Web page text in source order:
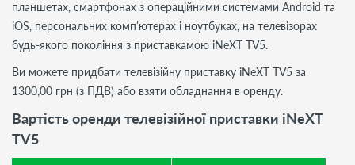
планшетах, смартфонах з операційними системами Android та
iOS, персональних комп’ютерах і ноутбуках, на телевізорах
будь-якого покоління з приставкамою iNeXT TV5.
Ви можете придбати телевізійну приставку iNeXT TV5 за
1300,00 грн (з ПДВ) або взяти обладнання в оренду.
Вартість оренди телевізійної приставки iNeXT
TV5